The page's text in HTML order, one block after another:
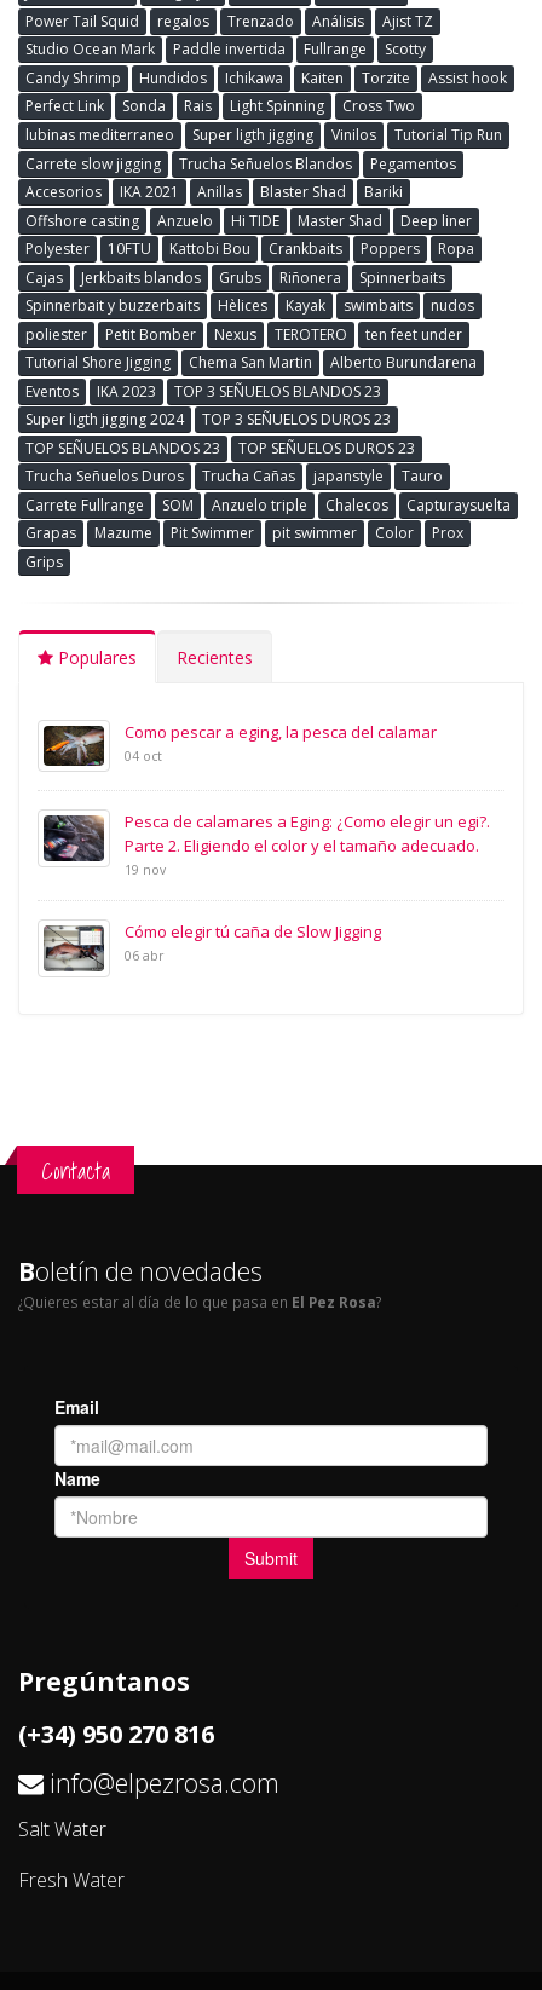
Power Tail Squid
regalos Trenzado Análisis
Ajist TZ
Studio Ocean Mark
Paddle invertida Fullrange
Scotty
Candy Shrimp
Hundidos Ichikawa Kaiten Torzite
Assist hook
Perfect Link
Sonda Rais Light Spinning
Cross Two
lubinas mediterraneo
Super ligth jigging Vinilos
Tutorial Tip Run
Carrete slow jigging
Trucha Señuelos Blandos
Pegamentos
Accesorios
IKA 2021 Anillas Blaster Shad
Bariki
Offshore casting
Anzuelo Hi TIDE Master Shad
Deep liner
Polyester
10FTU Kattobi Bou Crankbaits Poppers
Ropa
Cajas
Jerkbaits blandos Grubs Riñonera
Spinnerbaits
Spinnerbait y buzzerbaits
Hèlices Kayak swimbaits
nudos
poliester
Petit Bomber Nexus TEROTERO
ten feet under
Tutorial Shore Jigging
Chema San Martin
Alberto Burundarena
Eventos
IKA 2023
TOP 3 SEÑUELOS BLANDOS 23
Super ligth jigging 2024
TOP 3 SEÑUELOS DUROS 23
TOP SEÑUELOS BLANDOS 23
TOP SEÑUELOS DUROS 23
Trucha Señuelos Duros
Trucha Cañas japanstyle
Tauro
Carrete Fullrange
SOM Anzuelo triple Chalecos
Capturaysuelta
Grapas
Mazume Pit Swimmer pit swimmer Color
Prox
Grips
Populares Recientes
Como pescar a eging, la pesca del calamar
04 oct
Pesca de calamares a Eging: ¿Como elegir un egi?.
Parte 2. Eligiendo el color y el tamaño adecuado.
19 nov
Cómo elegir tú caña de Slow Jigging
06 abr
Contacta
Boletín de novedades
¿Quieres estar al día de lo que pasa en El Pez Rosa?
Pregúntanos
(+34) 950 270 816
info@elpezrosa.com
Salt Water
Fresh Water